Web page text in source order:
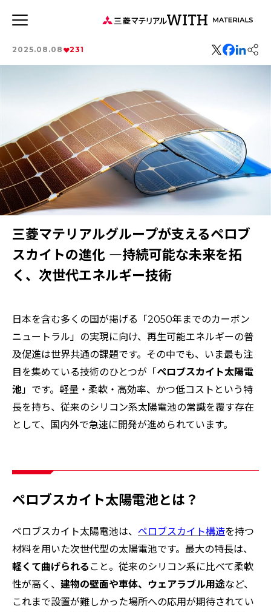
JP
タグから探す
特集：循環に価値を。
特集：可能性の素材「タングステン」を世界へ
特集：世界のものづくりの力になる
事業 健康経営
価値観
森とマテリアル
特集：地熱発電への挑戦
MYSTORY
社会をつくる素材の力
特集：技術の力で未来をつくる
特集：進化する銅
電気鉛
三菱マテリアルのある街を訪ねて
特集：金属と社会を、クリーンにつくり出す
特集：限りある金属資源を、未来につなぐ。
Rycycling
安全への取り組み
特集：人と社会と地球のために
2025.08.08 231
三菱マテリアルグループが支えるペロブ
スカイトの進化 ―持続可能な未来を拓
く、次世代エネルギー技術
日本を含む多くの国が掲げる「2050年までのカーボン
ニュートラル」の実現に向け、再生可能エネルギーの普
及促進は世界共通の課題です。その中でも、いま最も注
目を集めている技術のひとつが「ペロブスカイト太陽電
池」です。軽量・柔軟・高効率、かつ低コストという特
長を持ち、従来のシリコン系太陽電池の常識を覆す存在
として、国内外で急速に開発が進められています。
ペロブスカイト太陽電池とは？
ペロブスカイト太陽電池は、 ペロブスカイト構造を持つ
材料を用いた次世代型の太陽電池です。最大の特長は、
軽くて曲げられる こと。従来のシリコン系に比べて柔軟
性が高く、 建物の壁面や車体、ウェアラブル用途など、
これまで設置が難しかった場所への応用が期待されてい